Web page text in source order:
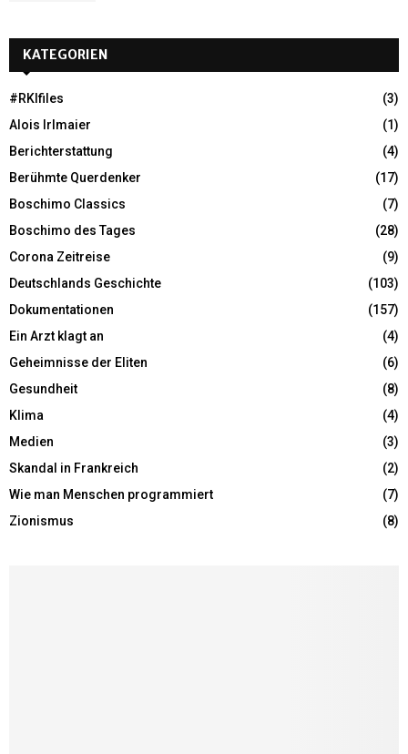
KATEGORIEN
#RKIfiles
(3)
Alois Irlmaier
(1)
Berichterstattung
(4)
Berühmte Querdenker
(17)
Boschimo Classics
(7)
Boschimo des Tages
(28)
Corona Zeitreise
(9)
Deutschlands Geschichte
(103)
Dokumentationen
(157)
Ein Arzt klagt an
(4)
Geheimnisse der Eliten
(6)
Gesundheit
(8)
Klima
(4)
Medien
(3)
Skandal in Frankreich
(2)
Wie man Menschen programmiert
(7)
Zionismus
(8)